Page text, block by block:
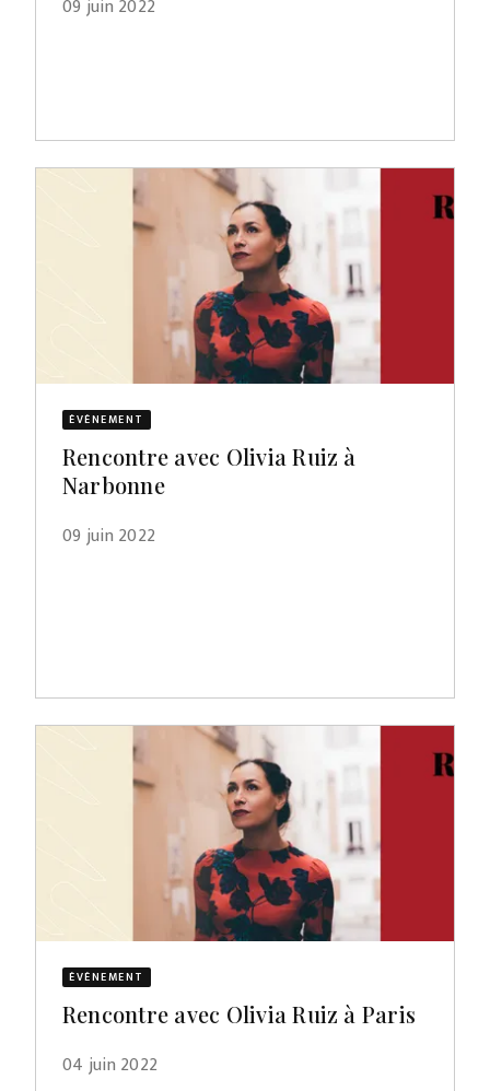
09 juin 2022
ÉVÈNEMENT
Rencontre avec Olivia Ruiz à
Narbonne
09 juin 2022
ÉVÈNEMENT
Rencontre avec Olivia Ruiz à Paris
04 juin 2022